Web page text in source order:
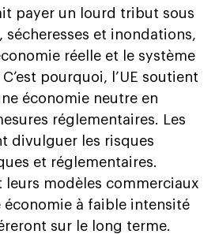
payer un lourd tribut sous
sécheresses et inondations,
réelle et le système
pourquoi, l’UE soutient
économie neutre en
réglementaires. Les
divulguer les risques
et réglementaires.
leurs modèles commerciaux
économie à faible intensité
sur le long terme.